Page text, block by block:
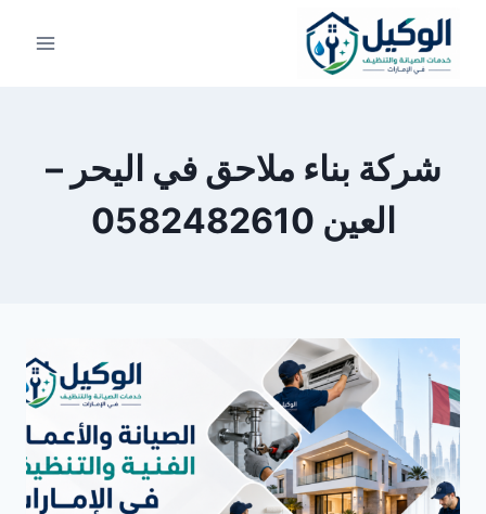
التجاوز
المحتوى
شركة بناء ملاحق في اليحر –
العين 0582482610